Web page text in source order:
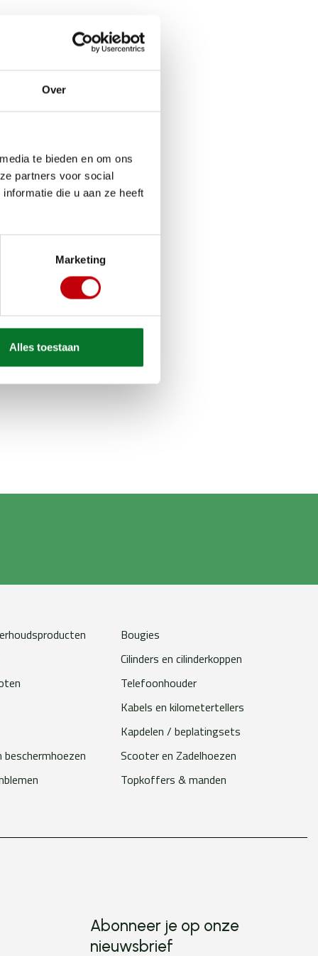
Over
te bieden en om ons
partners voor social
die u aan ze heeft
Marketing
Alles toestaan
Bougies
Cilinders en cilinderkoppen
Telefoonhouder
Kabels en kilometertellers
Kapdelen / beplatingsets
beschermhoezen
Scooter en Zadelhoezen
Topkoffers & manden
Abonneer je op onze
nieuwsbrief